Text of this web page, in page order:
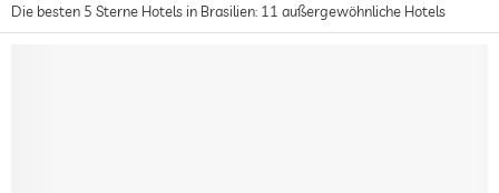
Die besten 5 Sterne Hotels in Brasilien: 11 außergewöhnliche Hotels